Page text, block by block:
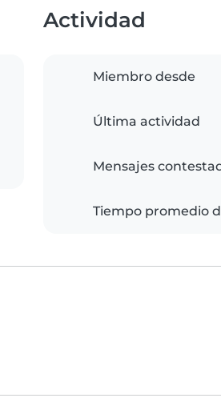
Actividad
Miembro desde
Última actividad
Mensajes
Tiempo promedio